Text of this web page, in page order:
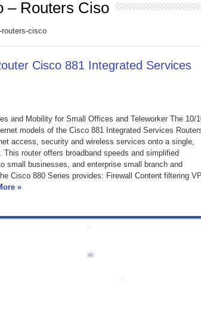
– Routers Ciso
cisco
Cisco 881 Integrated Services
and Mobility for Small Offices and Teleworker The 10/
models of the Cisco 881 Integrated Services
access, security and wireless services onto a single,
This router offers broadband speeds and simplified
small businesses, and enterprise small branch and
Cisco 880 Series provides: Firewall Content filtering
»
*
*